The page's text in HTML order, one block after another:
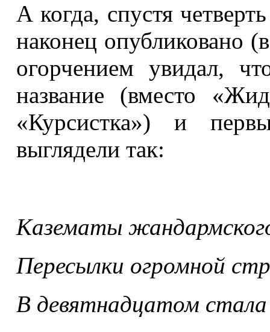
А когда, спустя
наконец
огорчением увидал,
название (вместо
«Курсистка») и
выглядели так:
Казематы
Пересылки огромной
В девятнадцатом стала